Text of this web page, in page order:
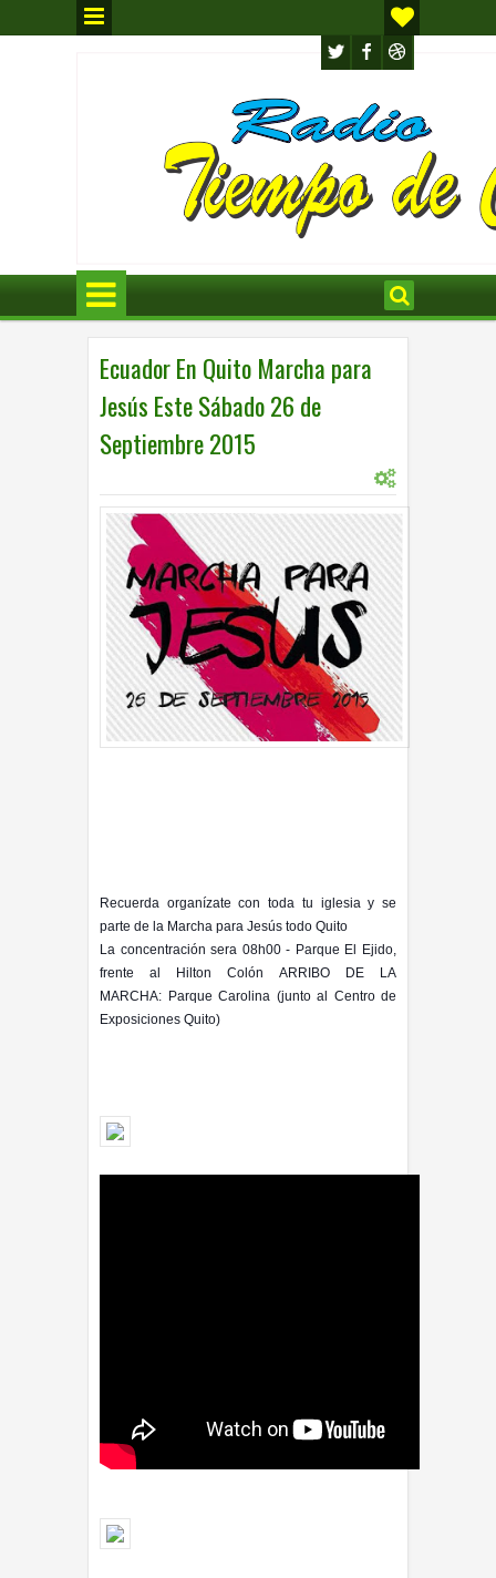
Ecuador En Quito Marcha para
Jesús Este Sábado 26 de
Septiembre 2015
Recuerda organízate con toda tu iglesia y se
parte de la Marcha para Jesús todo Quito
La concentración sera 08h00 - Parque El Ejido,
frente al Hilton Colón ARRIBO DE LA
MARCHA: Parque Carolina (junto al Centro de
Exposiciones Quito)